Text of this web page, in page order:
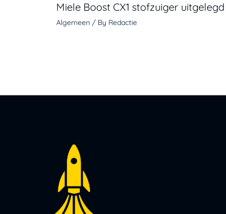
Miele Boost CX1 stofzuiger uitgelegd
Algemeen / By Redactie